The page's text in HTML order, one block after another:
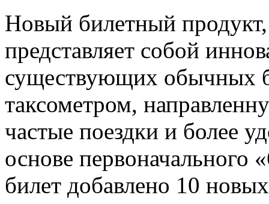
Новый билетный продукт,
представляет собой
существующих обычных
таксометром,
частые поездки и более
основе первоначального
билет добавлено 10